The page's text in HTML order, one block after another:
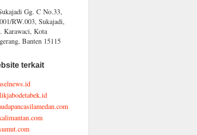
Gg. C No.33,
RW.003, Sukajadi,
Karawaci, Kota
Banten 15115
terkait